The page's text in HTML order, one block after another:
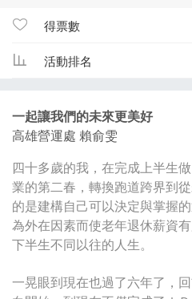
得票數
活動排名
一起讓我們的未來更美好
高雄營運處 賴俞雯
四十多歲的我，在完成上半生
業的第二春，轉換跑道跨界到
的是建構自己可以決定與掌握
為外在因素而使老年退休薪資
下半生不同以往的人生。
一晃眼到現在也過了六年了，